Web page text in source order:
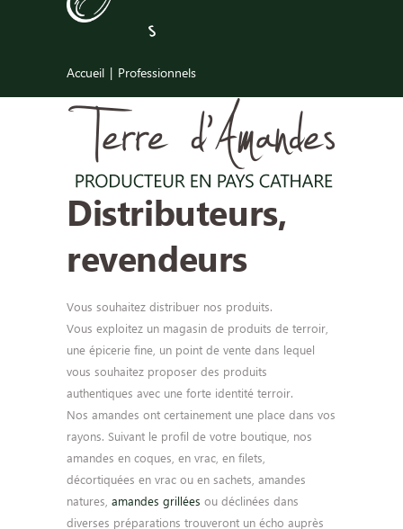
s
Accueil Professionnels
Distributeurs,
revendeurs
Vous souhaitez distribuer nos produits.
Vous exploitez un magasin de produits de terroir,
une épicerie fine, un point de vente dans lequel
vous souhaitez proposer des produits
authentiques avec une forte identité terroir.
Nos amandes ont certainement une place dans vos
rayons. Suivant le profil de votre boutique, nos
amandes en coques, en vrac, en filets,
décortiquées en vrac ou en sachets, amandes
natures, amandes grillées ou déclinées dans
diverses préparations trouveront un écho auprès